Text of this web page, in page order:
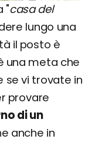
"casa del
lungo una
il posto è
una meta che
se vi trovate in
provare
di un
anche in